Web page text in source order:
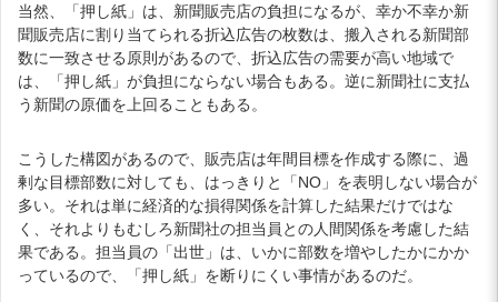
当然、「押し紙」は、新聞販売店の負担になるが、幸か不幸か新
聞販売店に割り当てられる折込広告の枚数は、搬入される新聞部
数に一致させる原則があるので、折込広告の需要が高い地域で
は、「押し紙」が負担にならない場合もある。逆に新聞社に支払
う新聞の原価を上回ることもある。
こうした構図があるので、販売店は年間目標を作成する際に、過
剰な目標部数に対しても、はっきりと「NO」を表明しない場合が
多い。それは単に経済的な損得関係を計算した結果だけではな
く、それよりもむしろ新聞社の担当員との人間関係を考慮した結
果である。担当員の「出世」は、いかに部数を増やしたかにかか
っているので、「押し紙」を断りにくい事情があるのだ。